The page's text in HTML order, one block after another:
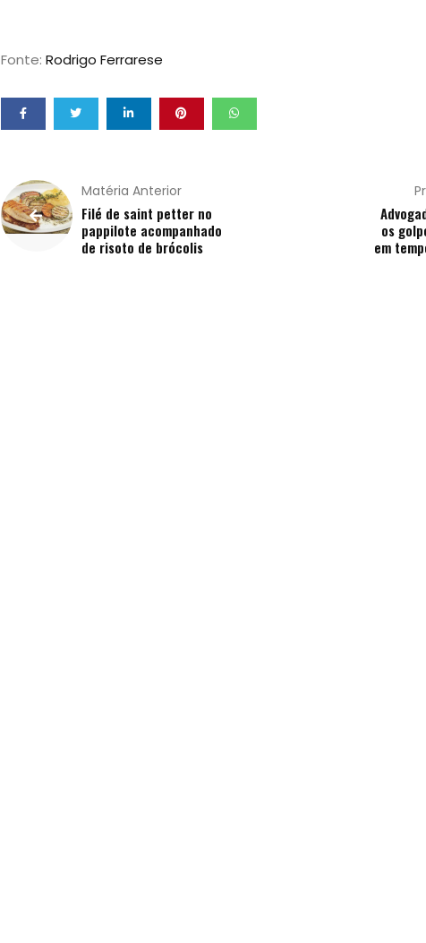
Variedades
Fonte: Rodrigo Ferrarese
Matéria Anterior
Filé de saint petter no
pappilote acompanhado
de risoto de brócolis
os
em